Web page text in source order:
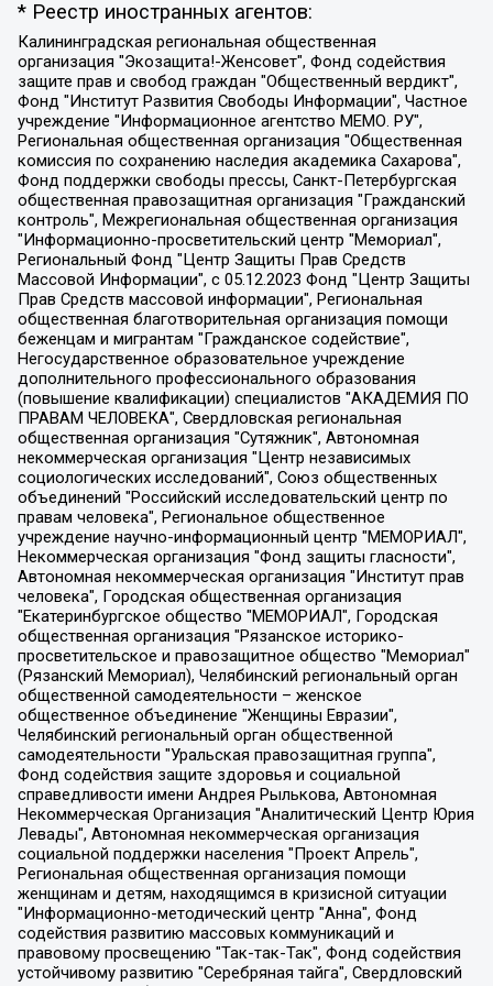
* Реестр иностранных агентов:
Калининградская региональная общественная организация "Экозащита!-Женсовет", Фонд содействия защите прав и свобод граждан "Общественный вердикт", Фонд "Институт Развития Свободы Информации", Частное учреждение "Информационное агентство МЕМО. РУ", Региональная общественная организация "Общественная комиссия по сохранению наследия академика Сахарова", Фонд поддержки свободы прессы, Санкт-Петербургская общественная правозащитная организация "Гражданский контроль", Межрегиональная общественная организация "Информационно-просветительский центр "Мемориал", Региональный Фонд "Центр Защиты Прав Средств Массовой Информации", с 05.12.2023 Фонд "Центр Защиты Прав Средств массовой информации", Региональная общественная благотворительная организация помощи беженцам и мигрантам "Гражданское содействие", Негосударственное образовательное учреждение дополнительного профессионального образования (повышение квалификации) специалистов "АКАДЕМИЯ ПО ПРАВАМ ЧЕЛОВЕКА", Свердловская региональная общественная организация "Сутяжник", Автономная некоммерческая организация "Центр независимых социологических исследований", Союз общественных объединений "Российский исследовательский центр по правам человека", Региональное общественное учреждение научно-информационный центр "МЕМОРИАЛ", Некоммерческая организация "Фонд защиты гласности", Автономная некоммерческая организация "Институт прав человека", Городская общественная организация "Екатеринбургское общество "МЕМОРИАЛ", Городская общественная организация "Рязанское историко-просветительское и правозащитное общество "Мемориал" (Рязанский Мемориал), Челябинский региональный орган общественной самодеятельности – женское общественное объединение "Женщины Евразии", Челябинский региональный орган общественной самодеятельности "Уральская правозащитная группа", Фонд содействия защите здоровья и социальной справедливости имени Андрея Рылькова, Автономная Некоммерческая Организация "Аналитический Центр Юрия Левады", Автономная некоммерческая организация социальной поддержки населения "Проект Апрель", Региональная общественная организация помощи женщинам и детям, находящимся в кризисной ситуации "Информационно-методический центр "Анна", Фонд содействия развитию массовых коммуникаций и правовому просвещению "Так-так-Так", Фонд содействия устойчивому развитию "Серебряная тайга", Свердловский региональный общественный фонд социальных проектов "Новое время", "Idel.Реалии", Кавказ.Реалии, Крым.Реалии, Телеканал Настоящее Время, Татаро-башкирская служба Радио Свобода (Azatliq Radiosi), Радио Свободная Европа/Радио Свобода (PCE/PC), "Сибирь.Реалии", "Фактограф", Благотворительный фонд помощи осужденным и их семьям, Автономная некоммерческая организация "Институт глобализации и социальных движений", Фонд "В защиту прав заключенных", Частное учреждение "Центр поддержки и содействия развитию средств массовой информации", Пензенский региональный общественный благотворительный фонд "Гражданский союз", "Север.Реалии", Некоммерческая организация Фонд "Правовая инициатива", Общество с ограниченной ответственностью "Радио Свободная Европа/Радио Свобода", Чешское информационное агентство "MEDIUM-ORIENT", Красноярская региональная общественная организация "Мы против СПИДа", Камалягин Денис Николаевич, Маркелов Сергей Евгеньевич, Пономарев Лев Александрович, Савицкая Людмила Алексеевна, Автономная некоммерческая организация "Центр по работе с проблемой насилия "НАСИЛИЮ.НЕТ", Межрегиональный профессиональный союз работников здравоохранения "Альянс врачей", Юридическое лицо, зарегистрированное в Латвийской Республике, SIA "Medusa Project" (регистрационный номер 40103797863, дата регистрации 10.06.2014), Некоммерческая организация "Фонд по борьбе с коррупцией", Автономная некоммерческая организация "Институт права и публичной политики", Баданин Роман Сергеевич, Гликин Максим Александрович, Железнова Мария Михайловна, Лукьянова Юлия Сергеевна, Маетная Елизавета Витальевна, Маняхин Петр Борисович, Чуракова Ольга Владимировна, Ярош Юлия Петровна, Юридическое лицо "The Insider SIA", зарегистрированное в Риге, Латвийская Республика (дата регистрации 26.06.2015), являющееся администратором доменного имени интернет-издания "The Insider SIA", https://theins.ru, Постернак Алексей Евгеньевич, Рубин Михаил Аркадьевич, Анин Роман Александрович, Юридическое лицо Istories fonds, зарегистрированное в Латвийской Республике (регистрационный номер 50008295751, дата регистрации 24.02.2020), Великовский Дмитрий Александрович, Долинина Ирина Николаевна, Мароховская Алеся Алексеевна, Шлейнов Роман Юрьевич, Шмагун Олеся Валентиновна, Общество с ограниченной ответственностью "Альтаир 2021", Общество с ограниченной ответственностью "Вега 2021", Общество с ограниченной ответственностью "Главный редактор 2021", Общество с ограниченной ответственностью "Ромашки монолит", Важенков Артем Валерьевич, Ивановская областная общественная организация "Центр гендерных исследований", Гурман Юрий Альбертович, Медиапроект "ОВД-Инфо", Егоров Владимир Владимирович, Жилинский Владимир Александрович, Общество с ограниченной ответственностью "ЗП", Иванова София Юрьевна, Карезина Инна Павловна, Кильтау Екатерина Викторовна, Петров Алексей Викторович, Пискунов Сергей Евгеньевич, Смирнов Сергей Сергеевич, Тихонов Михаил Сергеевич, Общество с ограниченной ответственностью "ЖУРНАЛИСТ-ИНОСТРАННЫЙ АГЕНТ", Арапова Галина Юрьевна, Вольтская Татьяна Анатольевна, Американская компания "Mason G.E.S. Anonymous Foundation" (США), являющаяся владельцем интернет-издания https://mnews.world/, Компания "Stichting Bellingcat", зарегистрированная в Нидерландах (дата регистрации 11.07.2018), Захаров Андрей Вячеславович, Клепиковская Екатерина Дмитриевна, Общество с ограниченной ответственностью "МЕМО", Перл Роман Александрович, Симонов Евгений Алексеевич, Соловьева Елена Анатольевна, Сотников Даниил Владимирович, Сурначева Елизавета Дмитриевна, Автономная некоммерческая организация по защите прав человека и информированию населения "Якутия – Наше Мнение", Общество с ограниченной ответственностью "Москоу диджитал медиа", с 26.01.2023 Общество с ограниченной ответственностью "Чайка Белые сады", Ветошкина Валерия Валерьевна, Заговора Максим Александрович, Межрегиональное общественное движение "Российская ЛГБТ - сеть", Оленичев Максим Владимирович, Павлов Иван Юрьевич, Скворцова Елена Сергеевна, Общество с ограниченной ответственностью "Как бы инагент", Кочетков Игорь Викторович, Общество с ограниченной ответственностью "Честные выборы", Еланчик Олег Александрович, Общество с ограниченной ответственностью "Нобелевский призыв", Гималова Регина Эмилевна, Григорьев Андрей Валерьевич, Григорьева Алина Александровна, Ассоциация по содействию защите прав призывников, альтернативнослужащих и военнослужащих "Правозащитная группа "Гражданин.Армия.Право", Хисамова Регина Фаритовна, Автономная некоммерческая организация по реализации социально-правовых программ "Лилит", Дальневосточное общественное движение "Маяк", Санкт-Петербургская ЛГБТ-инициативная группа "Выход", Инициативная группа ЛГБТ+ "Реверс", Алексеев Андрей Викторович, Бекбулатова Таисия Львовна, Беляев Иван Михайлович, Владыкина Елена Сергеевна, Гельман Марат Александрович, Никульшина Вероника Юрьевна, Толоконникова Надежда Андреевна, Шендерович Виктор Анатольевич, Общество с ограниченной ответственностью "Данное сообщение", Общество с ограниченной ответственностью Издательский дом "Новая глава", Айнбиндер Александра Александровна, Московский комьюнити-центр для ЛГБТ+инициатив, Благотворительный фонд развития филантропии, Deutsche Welle (Германия, Kurt-Schumacher-Strasse 3, 53113 Bonn), Борзунова Мария Михайловна, Воробьев Виктор Викторович, Голубева Анна Львовна, Константинова Алла Михайловна, Малкова Ирина Владимировна, Мурадов Мурад Абдулгалимович, Осетинская Елизавета Николаевна, Понасенков Евгений Николаевич, Ганапольский Матвей Юрьевич, Киселев Евгений Алексеевич, Борухович Ирина Григорьевна, Дремин Иван Тимофеевич, Дубровский Дмитрий Викторович, Красноярская региональная общественная организация поддержки и развития альтернативных образовательных технологий и межкультурных коммуникаций "ИНТЕРРА", Маяковская Екатерина Алексеевна, Фейгин Марк Захарович, Филимонов Андрей Викторович, Дзугкоева Регина Николаевна, Доброхотов Роман Александрович, Дудь Юрий Александрович, Елкин Сергей Владимирович, Кругликов Кирилл Игоревич, Сабунаева Мария Леонидовна, Семенов Алексей Владимирович, Шаинян Карен Багратович, Шульман Екатерина Михайловна, Асафьев Артур Валерьевич, Вахштайн Виктор Семенович, Венедиктов Алексей Алексеевич, Лушникова Екатерина Евгеньевна, Волков Леонид Михайлович, Невзоров Александр Глебович, Пархоменко Сергей Борисович, Сироткин Ярослав Николаевич, Кара-Мурза Владимир Владимирович, Баранова Наталья Владимировна, Гозман Леонид Яковлевич, Кагарлицкий Борис Юльевич, Климарев Михаил Валерьевич, Милов Владимир Станиславович, Автономная некоммерческая организация Краснодарский центр современного искусства "Типография", Моргенштерн Алишер Тагирович, Соболь Любовь Эдуардовна, Общество с ограниченной ответственностью "ЛИЗА НОРМ", Каспаров Гарри Кимович, Ходорковский Михаил Борисович, Общество с ограниченной ответственностью "Апрельские тезисы", Данилович Ирина Брониславовна, Кашин Олег Владимирович, Петров Николай Владимирович, Пивоваров Алексей Владимирович, Соколов Михаил Владимирович, Цветкова Юлия Владимировна, Чичваркин Евгений Александрович, Комитет против пыток/Команда против пыток, Общество с ограниченной ответственностью "Первый научный", Общество с ограниченной ответственностью "Вертолет и ко", Белоцерковская Вероника Борисовна, Кац Максим Евгеньевич, Лазарева Татьяна Юрьевна, Шаведдинов Руслан Табризович, Яшин Илья Валерьевич, Общество с ограниченной ответственностью "Иноагент ААВ", Алешковский Дмитрий Петрович, Альбац Евгения Марковна, Быков Дмитрий Львович, Галямина Юлия Евгеньевна, Лойко Сергей Леонидович, Мартынов Кирилл Константинович, Медведев Сергей Александрович, Крашенинников Федор Геннадиевич, Гордеева Катерина Вл